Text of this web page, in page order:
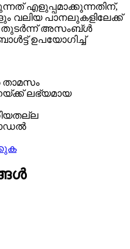
എളുപ്പമാക്കുന്നതിന്,
വലിയ പാനലുകളിലേക്ക്
തുടർന്ന് അസംബ്ൾ
ഉപയോഗിച്ച്
താമസം
ലഭ്യമായ